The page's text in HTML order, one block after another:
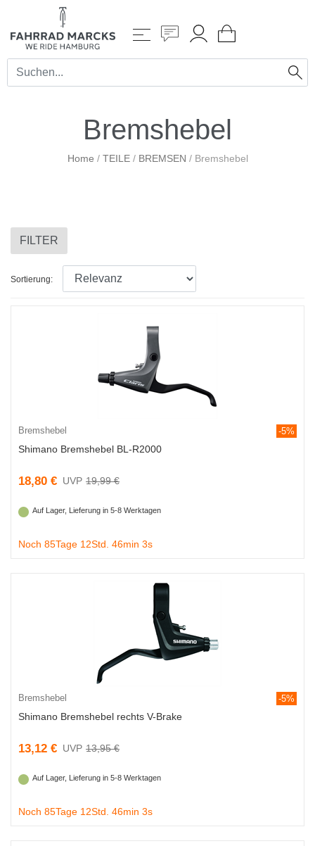
Bremshebel
Home / TEILE/ BREMSEN / Bremshebel
FILTER
Sortierung:
Bremshebel -5%
Shimano Bremshebel BL-R2000
18,80 € 19,99 €
Auf Lager, Lieferung in 5-8 Werktagen
Noch 85Tage 12Std. 46min 2s
Bremshebel -5%
Shimano Bremshebel rechts V-Brake
13,12 € 13,95 €
Auf Lager, Lieferung in 5-8 Werktagen
Noch 85Tage 12Std. 46min 2s